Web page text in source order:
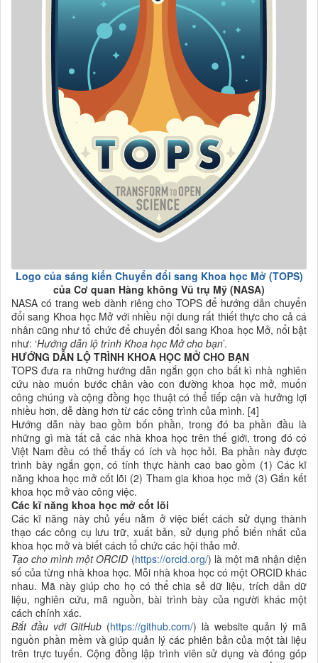
Logo của sáng kiến Chuyển đổi sang Khoa học Mở (TOPS)
của Cơ quan Hàng không Vũ trụ Mỹ (NASA)
NASA có trang web dành riêng cho TOPS để hướng dẫn chuyển
đổi sang Khoa học Mở với nhiều nội dung rất thiết thực cho cả cá
nhân cũng như tổ chức để chuyển đổi sang Khoa học Mở, nổi bật
như: ‘Hướng dẫn lộ trình Khoa học Mở cho bạn’.
HƯỚNG DẪN LỘ TRÌNH KHOA HỌC MỞ CHO BẠN
TOPS đưa ra những hướng dẫn ngắn gọn cho bất kì nhà nghiên
cứu nào muốn bước chân vào con đường khoa học mở, muốn
công chúng và cộng đồng học thuật có thể tiếp cận và hưởng lợi
nhiều hơn, dễ dàng hơn từ các công trình của mình. [4]
Hướng dẫn này bao gồm bốn phần, trong đó ba phần đầu là
những gì mà tất cả các nhà khoa học trên thế giới, trong đó có
Việt Nam đều có thể thấy có ích và học hỏi. Ba phần này được
trình bày ngắn gọn, có tính thực hành cao bao gồm (1) Các kĩ
năng khoa học mở cốt lõi (2) Tham gia khoa học mở (3) Gắn kết
khoa học mở vào công việc.
Các kĩ năng khoa học mở cốt lõi
Các kĩ năng này chủ yếu nằm ở việc biết cách sử dụng thành
thạo các công cụ lưu trữ, xuất bản, sử dụng phổ biến nhất của
khoa học mở và biết cách tổ chức các hội thảo mở.
Tạo cho mình một ORCID (https://orcid.org/) là một mã nhận diện
số của từng nhà khoa học. Mỗi nhà khoa học có một ORCID khác
nhau. Mã này giúp cho họ có thể chia sẻ dữ liệu, trích dẫn dữ
liệu, nghiên cứu, mã nguồn, bài trình bày của người khác một
cách chính xác.
Bắt đầu với GitHub (https://github.com/) là website quản lý mã
nguồn phần mềm và giúp quản lý các phiên bản của một tài liệu
trên trực tuyến. Cộng đồng lập trình viên sử dụng và đóng góp